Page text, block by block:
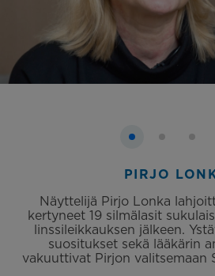
PIRJO
Näyttelijä Pirjo Lonka
kertyneet 19 silmälasit
linssileikkauksen jälkeen.
suositukset sekä lääkärin
vakuuttivat Pirjon valitsemaan